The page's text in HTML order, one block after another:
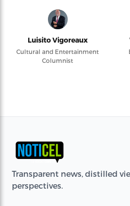
Luisito Vigoreaux
Cultural and Entertainment
Columnist
Transparent news, distilled
perspectives.